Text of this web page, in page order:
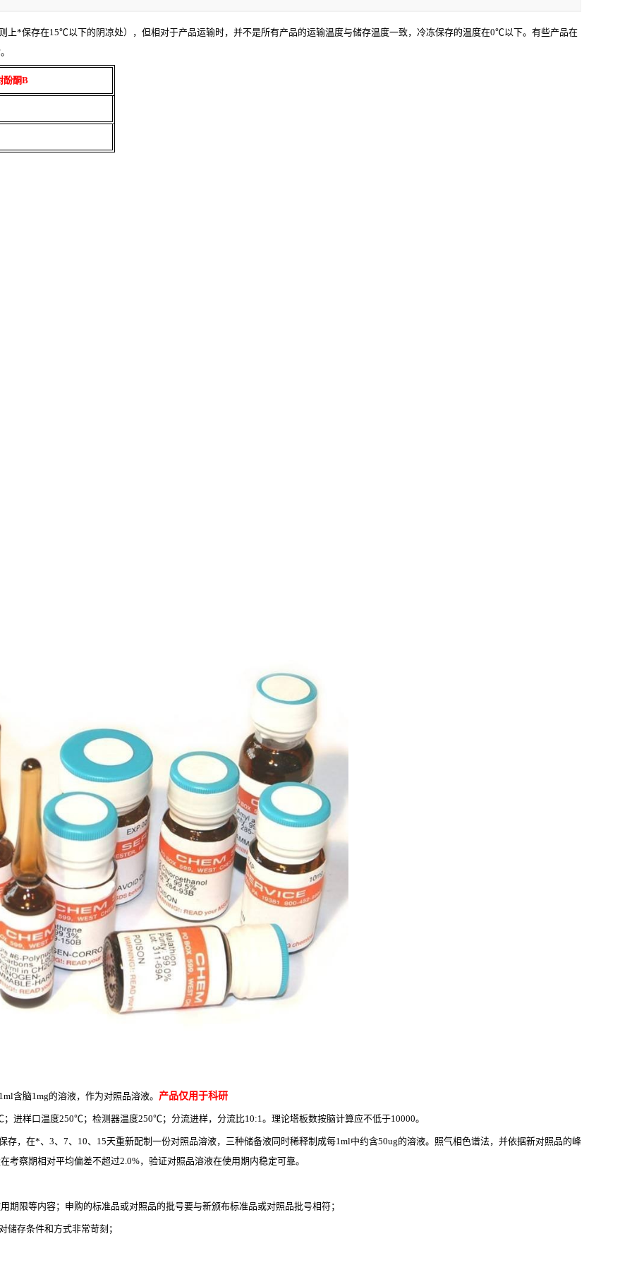
*保存在15℃以下的阴凉处），但相对于产品运输时，并不是所有产品的运输温度与储存温度一致，冷冻保存的温度在0℃以下。有些产品在
酚酮B
含脑1mg的溶液，作为对照品溶液。 产品仅用于科研
进样口温度250℃；检测器温度250℃；分流进样，分流比10:1。理论塔板数按脑计算应不低于10000。
，在*、3、7、10、15天重新配制一份对照品溶液，三种储备液同时稀释制成每1ml中约含50ug的溶液。照气相色谱法，并依据新对照品的峰
察期相对平均偏差不超过2.0%，验证对照品溶液在使用期内稳定可靠。
限等内容；申购的标准品或对照品的批号要与新颁布标准品或对照品批号相符；
储存条件和方式非常苛刻；